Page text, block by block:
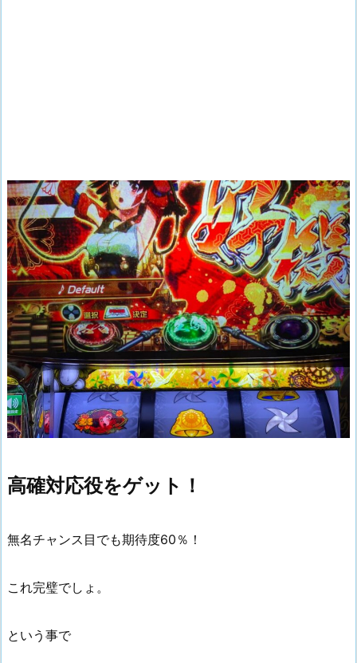
高確対応役をゲット！
無名チャンス目でも期待度60％！
これ完璧でしょ。
という事で